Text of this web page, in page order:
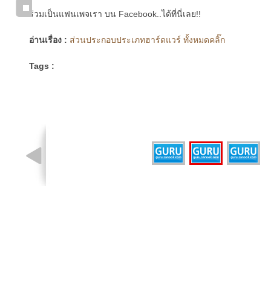
ร่วมเป็นแฟนเพจเรา บน Facebook..ได้ที่นี่เลย!!
อ่านเรื่อง : ส่วนประกอบประเภทฮาร์ดแวร์ ทั้งหมดคลิ๊ก
Tags :